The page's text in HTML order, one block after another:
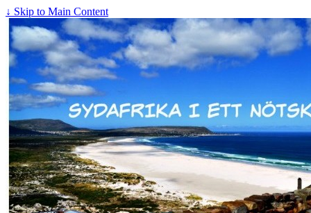
↓ Skip to Main Content